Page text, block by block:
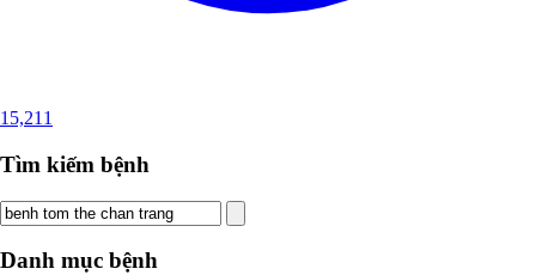
15,211
Tìm kiếm bệnh
Danh mục bệnh